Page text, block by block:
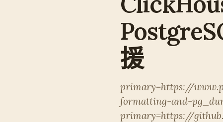
援
primary=https://
formatting-and-
primary=https://